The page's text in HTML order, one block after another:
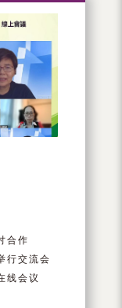
合作
行交流会
线会议